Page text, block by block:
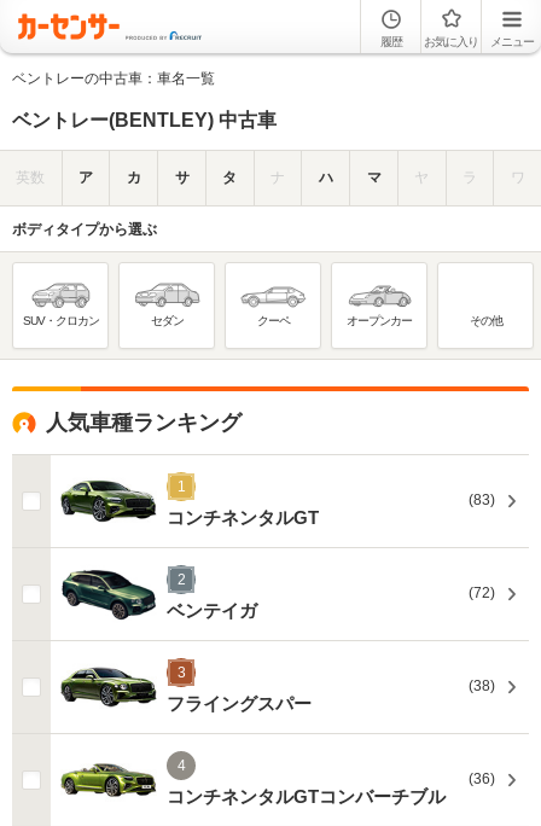
履歴 お気に入り メニュー
ベントレーの中古車：車名一覧
ベントレー(BENTLEY) 中古車
英数 ア カ サ タ ナ ハ マ ヤ ラ ワ
ボディタイプから選ぶ
SUV・クロカン セダン クーペ オープンカー その他
人気車種ランキング
1
コンチネンタルGT
(83)
2
ベンテイガ
(72)
3
フライングスパー
(38)
4
コンチネンタルGTコンバーチブル
(36)